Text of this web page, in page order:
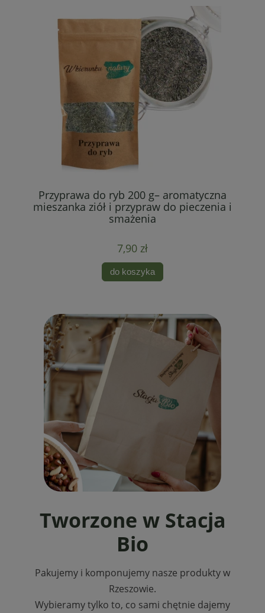
Przyprawa do ryb 200 g– aromatyczna
mieszanka ziół i przypraw do pieczenia i
smażenia
7,90 zł
do koszyka
Tworzone w Stacja
Bio
Pakujemy i komponujemy nasze produkty w
Rzeszowie.
Wybieramy tylko to, co sami chętnie dajemy